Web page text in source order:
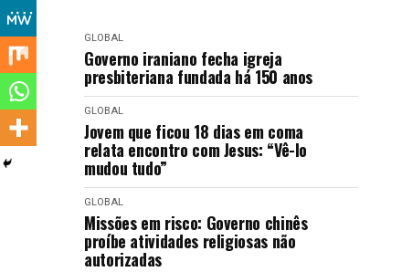
FINALIZAR COMPRA
HOME
LANÇAMENTOS
GLOBAL
Governo iraniano fecha igreja
presbiteriana fundada há 150 anos
GLOBAL
Jovem que ficou 18 dias em coma
relata encontro com Jesus: “Vê-lo
mudou tudo”
GLOBAL
Missões em risco: Governo chinês
proíbe atividades religiosas não
autorizadas